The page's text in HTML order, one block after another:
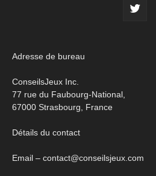
Adresse de bureau
ConseilsJeux Inc.
77 rue du Faubourg-National,
67000 Strasbourg, France
Détails du contact
Email – contact@conseilsjeux.com